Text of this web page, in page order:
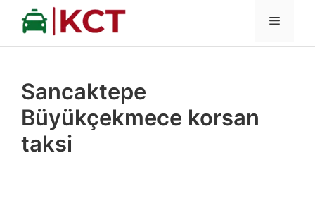
İçeriğe
MENÜ
Sancaktepe
Büyükçekmece korsan
taksi